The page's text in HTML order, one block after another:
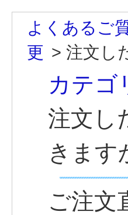
よくあるご
更 > 注文し
カテゴ
注文し
きます
ご注文